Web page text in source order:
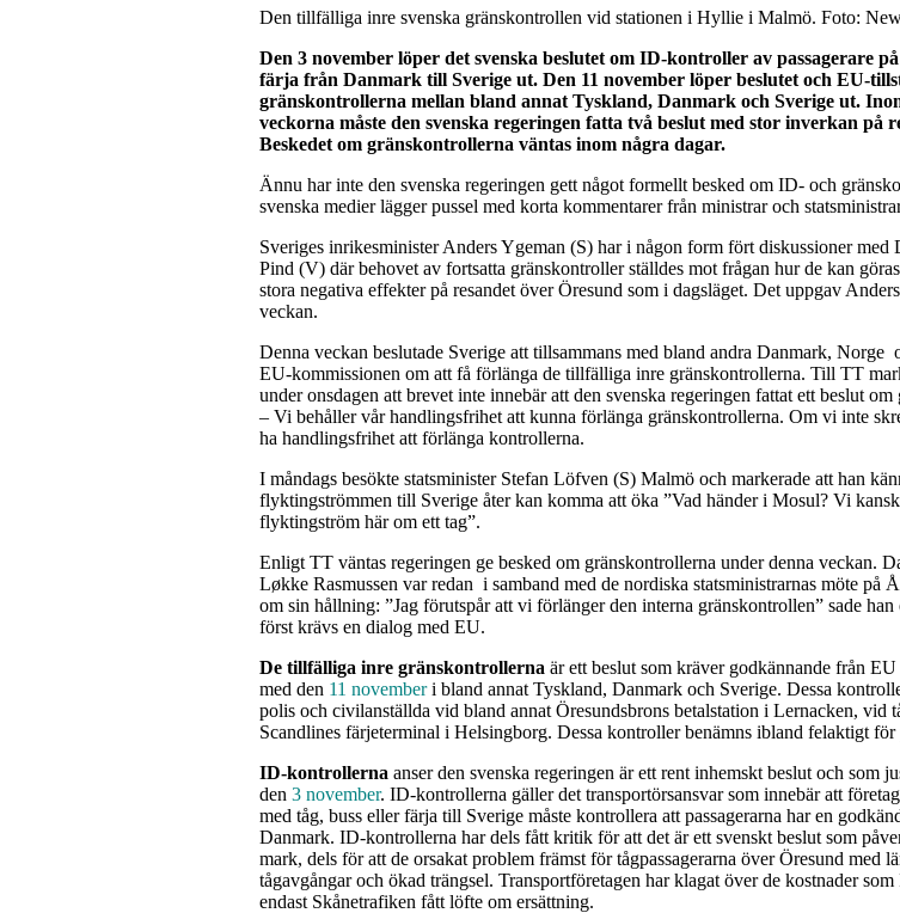
Den tillfälliga inre svenska gränskontrollen vid stationen i Hyllie i Malmö. Foto:
Den 3 november löper det svenska beslutet om ID-kontroller av passagerare
färja från Danmark till Sverige ut. Den 11 november löper beslutet och EU-
gränskontrollerna mellan bland annat Tyskland, Danmark och Sverige ut.
veckorna måste den svenska regeringen fatta två beslut med stor inverkan på
Beskedet om gränskontrollerna väntas inom några dagar.
Ännu har inte den svenska regeringen gett något formellt besked om ID- och
svenska medier lägger pussel med korta kommentarer från ministrar och
Sveriges inrikesminister Anders Ygeman (S) har i någon form fört diskussioner med
Pind (V) där behovet av fortsatta gränskontroller ställdes mot frågan hur de kan
stora negativa effekter på resandet över Öresund som i dagsläget. Det uppgav
veckan.
Denna veckan beslutade Sverige att tillsammans med bland andra Danmark, Norge
EU-kommissionen om att få förlänga de tillfälliga inre gränskontrollerna. Till TT
under onsdagen att brevet inte innebär att den svenska regeringen fattat ett beslut
– Vi behåller vår handlingsfrihet att kunna förlänga gränskontrollerna. Om vi inte
ha handlingsfrihet att förlänga kontrollerna.
I måndags besökte statsminister Stefan Löfven (S) Malmö och markerade att han
flyktingströmmen till Sverige åter kan komma att öka ”Vad händer i Mosul? Vi
flyktingström här om ett tag”.
Enligt TT väntas regeringen ge besked om gränskontrollerna under denna veckan.
Løkke Rasmussen var redan i samband med de nordiska statsministrarnas möte på
om sin hållning: ”Jag förutspår att vi förlänger den interna gränskontrollen” sade
först krävs en dialog med EU.
De tillfälliga inre gränskontrollerna är ett beslut som kräver godkännande från
med den 11 novemberi bland annat Tyskland, Danmark och Sverige. Dessa
polis och civilanställda vid bland annat Öresundsbrons betalstation i Lernacken, vid
Scandlines färjeterminal i Helsingborg. Dessa kontroller benämns ibland felaktigt för
ID-kontrollerna anser den svenska regeringen är ett rent inhemskt beslut och som
den 3 november. ID-kontrollerna gäller det transportörsansvar som innebär att
med tåg, buss eller färja till Sverige måste kontrollera att passagerarna har en
Danmark. ID-kontrollerna har dels fått kritik för att det är ett svenskt beslut som
mark, dels för att de orsakat problem främst för tågpassagerarna över Öresund med
tågavgångar och ökad trängsel. Transportföretagen har klagat över de kostnader
endast Skånetrafiken fått löfte om ersättning.